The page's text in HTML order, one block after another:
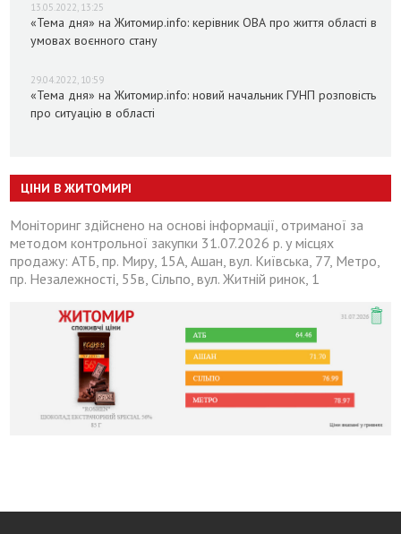
13.05.2022, 13:25
«Тема дня» на Житомир.info: керівник ОВА про життя області в
умовах воєнного стану
29.04.2022, 10:59
«Тема дня» на Житомир.info: новий начальник ГУНП розповість
про ситуацію в області
ЦІНИ В ЖИТОМИРІ
Моніторинг здійснено на основі інформації, отриманої за
методом контрольної закупки 31.07.2026 р. у місцях
продажу: АТБ, пр. Миру, 15А, Ашан, вул. Київська, 77, Метро,
пр. Незалежності, 55в, Сільпо, вул. Житній ринок, 1